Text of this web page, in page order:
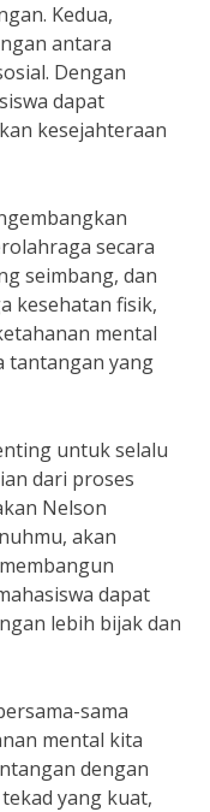
Kedua,
antara
Dengan
dapat
kesejahteraan
secara
seimbang, dan
kesehatan fisik,
mental
tantangan yang
untuk selalu
dari proses
Nelson
akan
dapat
lebih bijak dan
sama
mental kita
dengan
yang kuat,